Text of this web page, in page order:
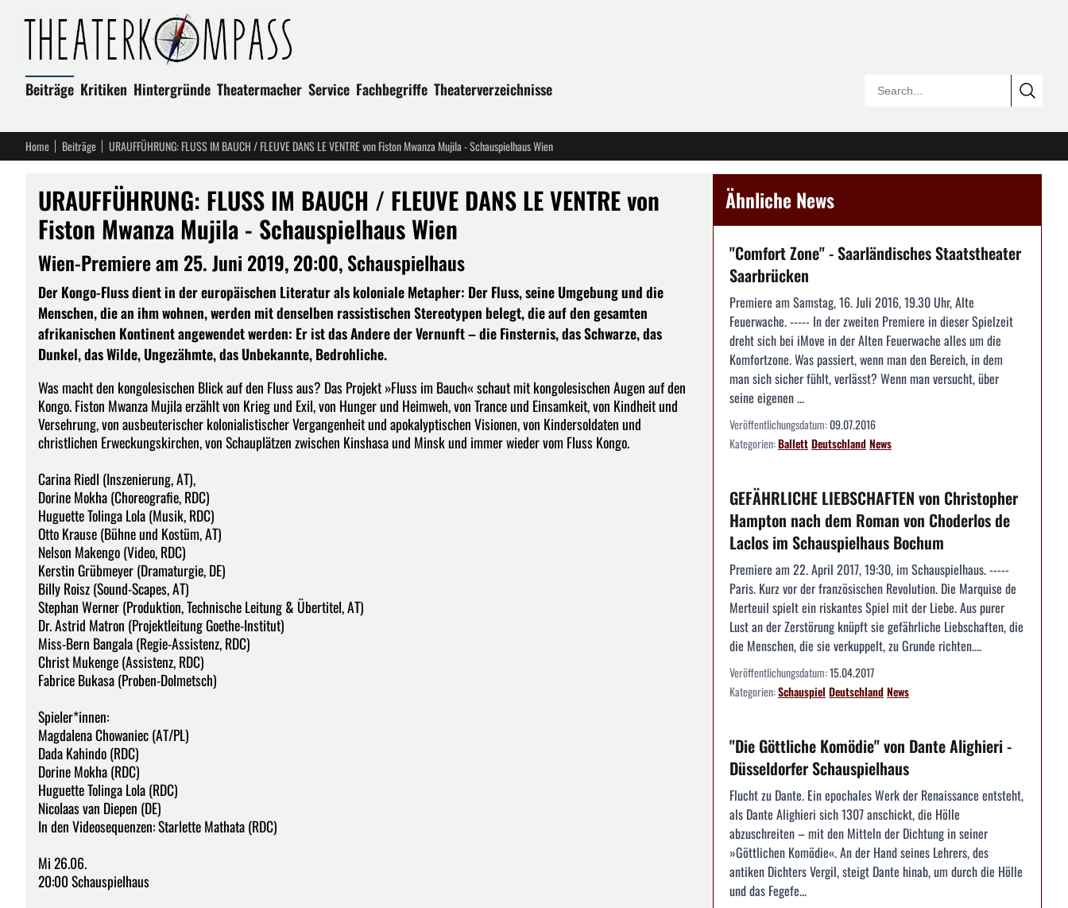
Beiträge Kritiken Hintergründe Theatermacher Service Fachbegriffe Theaterverzeichnisse
Home Beiträge URAUFFÜHRUNG: FLUSS IM BAUCH / FLEUVE DANS LE VENTRE von Fiston Mwanza Mujila - Schauspielhaus Wien
URAUFFÜHRUNG: FLUSS IM BAUCH / FLEUVE DANS LE VENTRE von
Fiston Mwanza Mujila - Schauspielhaus Wien
Wien-Premiere am 25. Juni 2019, 20:00, Schauspielhaus
Der Kongo-Fluss dient in der europäischen Literatur als koloniale Metapher: Der Fluss, seine Umgebung und die
Menschen, die an ihm wohnen, werden mit denselben rassistischen Stereotypen belegt, die auf den gesamten
afrikanischen Kontinent angewendet werden: Er ist das Andere der Vernunft – die Finsternis, das Schwarze, das
Dunkel, das Wilde, Ungezähmte, das Unbekannte, Bedrohliche.
Was macht den kongolesischen Blick auf den Fluss aus? Das Projekt »Fluss im Bauch« schaut mit kongolesischen Augen auf den
Kongo. Fiston Mwanza Mujila erzählt von Krieg und Exil, von Hunger und Heimweh, von Trance und Einsamkeit, von Kindheit und
Versehrung, von ausbeuterischer kolonialistischer Vergangenheit und apokalyptischen Visionen, von Kindersoldaten und
christlichen Erweckungskirchen, von Schauplätzen zwischen Kinshasa und Minsk und immer wieder vom Fluss Kongo.
Carina Riedl (Inszenierung, AT),
Dorine Mokha (Choreografie, RDC)
Huguette Tolinga Lola (Musik, RDC)
Otto Krause (Bühne und Kostüm, AT)
Nelson Makengo (Video, RDC)
Kerstin Grübmeyer (Dramaturgie, DE)
Billy Roisz (Sound-Scapes, AT)
Stephan Werner (Produktion, Technische Leitung & Übertitel, AT)
Dr. Astrid Matron (Projektleitung Goethe-Institut)
Miss-Bern Bangala (Regie-Assistenz, RDC)
Christ Mukenge (Assistenz, RDC)
Fabrice Bukasa (Proben-Dolmetsch)
Spieler*innen:
Magdalena Chowaniec (AT/PL)
Dada Kahindo (RDC)
Dorine Mokha (RDC)
Huguette Tolinga Lola (RDC)
Nicolaas van Diepen (DE)
In den Videosequenzen: Starlette Mathata (RDC)
Mi 26.06.
20:00 Schauspielhaus
Ähnliche News
"Comfort Zone" - Saarländisches Staatstheater
Saarbrücken
Premiere am Samstag, 16. Juli 2016, 19.30 Uhr, Alte
Feuerwache. ----- In der zweiten Premiere in dieser Spielzeit
dreht sich bei iMove in der Alten Feuerwache alles um die
Komfortzone. Was passiert, wenn man den Bereich, in dem
man sich sicher fühlt, verlässt? Wenn man versucht, über
seine eigenen ...
Veröffentlichungsdatum:09.07.2016
Kategorien:BallettDeutschlandNews
GEFÄHRLICHE LIEBSCHAFTEN von Christopher
Hampton nach dem Roman von Choderlos de
Laclos im Schauspielhaus Bochum
Premiere am 22. April 2017, 19:30, im Schauspielhaus. -----
Paris. Kurz vor der französischen Revolution. Die Marquise de
Merteuil spielt ein riskantes Spiel mit der Liebe. Aus purer
Lust an der Zerstörung knüpft sie gefährliche Liebschaften, die
die Menschen, die sie verkuppelt, zu Grunde richten....
Veröffentlichungsdatum:15.04.2017
Kategorien:Schauspiel DeutschlandNews
"Die Göttliche Komödie" von Dante Alighieri -
Düsseldorfer Schauspielhaus
Flucht zu Dante. Ein epochales Werk der Renaissance entsteht,
als Dante Alighieri sich 1307 anschickt, die Hölle
abzuschreiten – mit den Mitteln der Dichtung in seiner
»Göttlichen Komödie«. An der Hand seines Lehrers, des
antiken Dichters Vergil, steigt Dante hinab, um durch die Hölle
und das Fegefe...